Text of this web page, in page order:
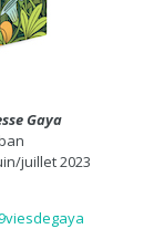
Gaya
juillet 2023